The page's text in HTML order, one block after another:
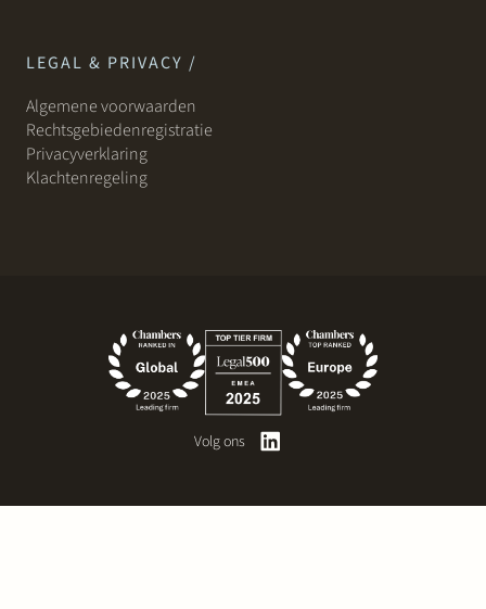
LEGAL & PRIVACY /
Algemene voorwaarden
Rechtsgebiedenregistratie
Privacyverklaring
Klachtenregeling
Volg ons